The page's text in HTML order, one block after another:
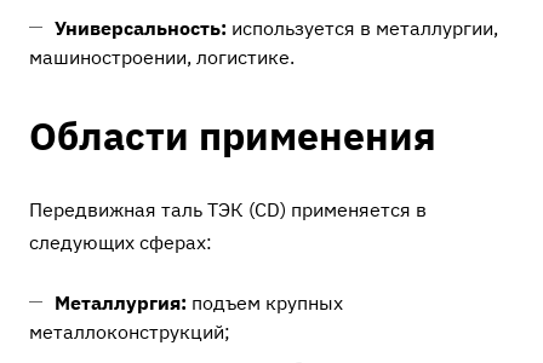
Универсальность: используется в металлургии,
машиностроении, логистике.
Области применения
Передвижная таль ТЭК (CD) применяется в
следующих сферах:
Металлургия: подъем крупных
металлоконструкций;